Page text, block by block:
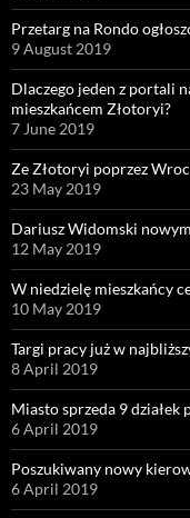
Przetarg na Rondo
9 August 2019
Dlaczego jeden z portali
mieszkańcem Złotoryi?
7 June 2019
Ze Złotoryi poprzez
23 May 2019
Dariusz Widomski
12 May 2019
W niedzielę mieszkańcy
10 May 2019
Targi pracy już w
8 April 2019
Miasto sprzeda 9
6 April 2019
Poszukiwany nowy
6 April 2019